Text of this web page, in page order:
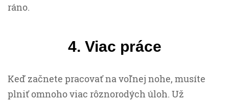
ráno.
4. Viac práce
Keď začnete pracovať na voľnej nohe, musíte
plniť omnoho viac rôznorodých úloh. Už